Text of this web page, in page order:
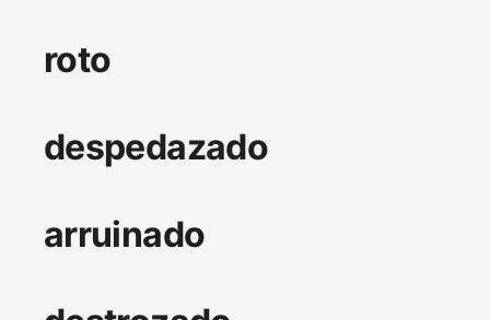
roto
despedazado
arruinado